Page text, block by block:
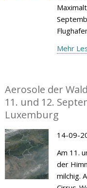
Mehr
Aerosole der
11. und 12.
Luxemburg
14-09-
Am 11.
der
milchig.